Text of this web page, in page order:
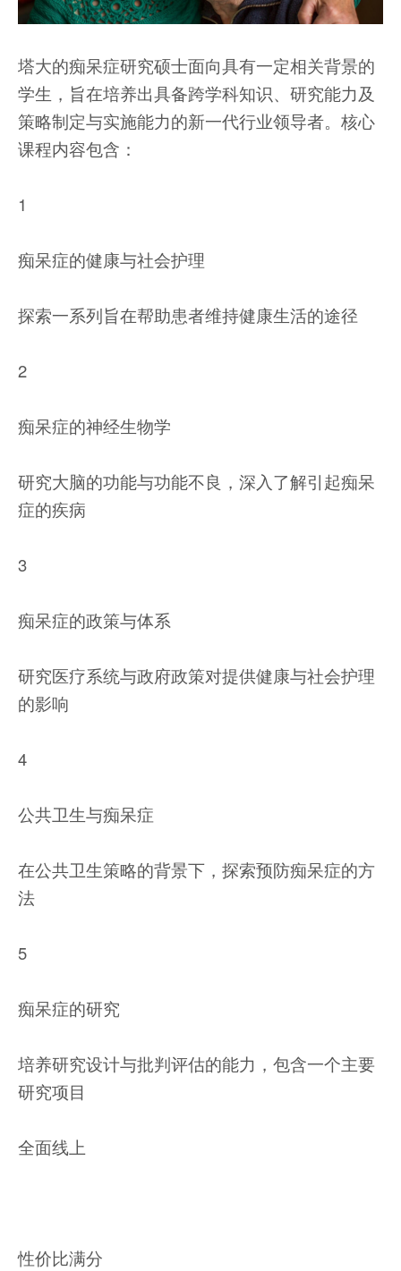
塔大的痴呆症研究硕士面向具有一定相关背景的
学生，旨在培养出具备跨学科知识、研究能力及
策略制定与实施能力的新一代行业领导者。核心
课程内容包含：
1
痴呆症的健康与社会护理
探索一系列旨在帮助患者维持健康生活的途径
2
痴呆症的神经生物学
研究大脑的功能与功能不良，深入了解引起痴呆
症的疾病
3
痴呆症的政策与体系
研究医疗系统与政府政策对提供健康与社会护理
的影响
4
公共卫生与痴呆症
在公共卫生策略的背景下，探索预防痴呆症的方
法
5
痴呆症的研究
培养研究设计与批判评估的能力，包含一个主要
研究项目
全面线上
性价比满分